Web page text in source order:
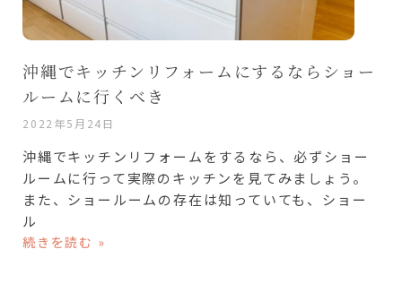
沖縄でキッチンリフォームにするならショー
ルームに行くべき
2022年5月24日
沖縄でキッチンリフォームをするなら、必ずショー
ルームに行って実際のキッチンを見てみましょう。
また、ショールームの存在は知っていても、ショー
ル
続きを読む »